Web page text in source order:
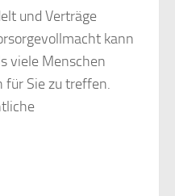
und Verträge
kann
viele Menschen
für Sie zu treffen.